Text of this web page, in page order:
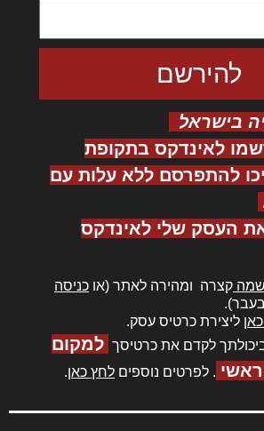
בישראל
לאינדקס בתקופת
להתפרסם ללא עלות עם
העסק שלי לאינדקס
קצרה ומהירה לאתר (או כניסה
ליצירת כרטיס עסק.
לקדם את כרטיסך למקום
. לפרטים נוספים לחץ כאן.